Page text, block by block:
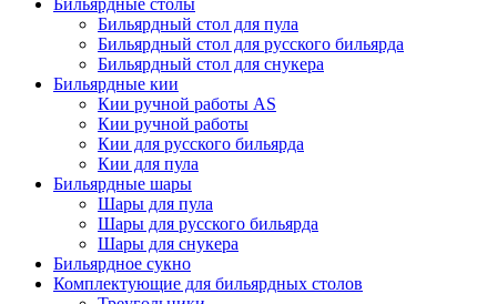
Бильярдный стол для пула
Бильярдный стол для русского бильярда
Бильярдный стол для снукера
Бильярдные кии
Кии ручной работы AS
Кии ручной работы
Кии для русского бильярда
Кии для пула
Бильярдные шары
Шары для пула
Шары для русского бильярда
Шары для снукера
Бильярдное сукно
Комплектующие для бильярдных столов